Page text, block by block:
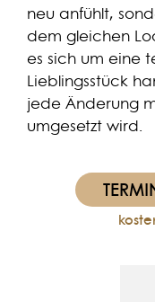
neu anfühlt,
dem gleichen
es sich um eine
Lieblingsstück
jede Änderung
umgesetzt wird.